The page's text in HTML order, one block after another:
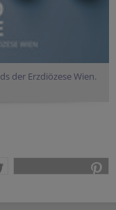
der Erzdiözese Wien.